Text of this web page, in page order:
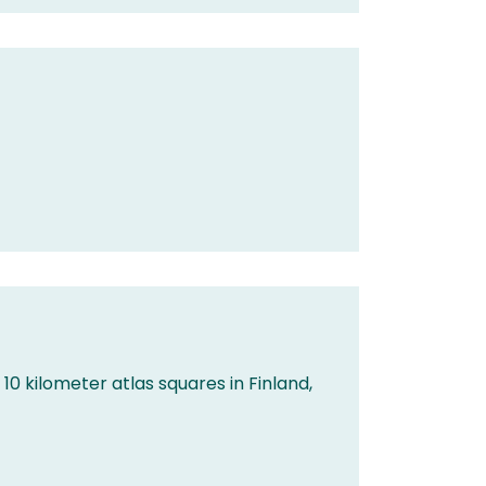
kilometer atlas squares in Finland,